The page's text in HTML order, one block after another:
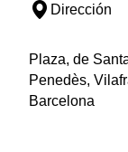
Dirección
Plaza, de
Penedès,
Barcelona